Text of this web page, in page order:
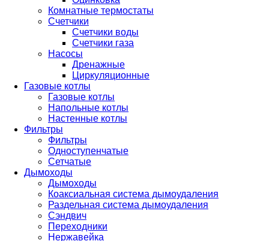
Комнатные термостаты
Счетчики
Счетчики воды
Счетчики газа
Насосы
Дренажные
Циркуляционные
Газовые котлы
Газовые котлы
Напольные котлы
Настенные котлы
Фильтры
Фильтры
Одноступенчатые
Сетчатые
Дымоходы
Дымоходы
Коаксиальная система дымоудаления
Раздельная система дымоудаления
Сэндвич
Переходники
Нержавейка